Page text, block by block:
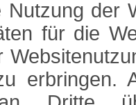
Nutzung der
für die
erbringen.